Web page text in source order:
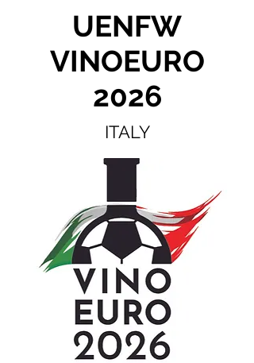
UENFW
VINOEURO
2026
ITALY